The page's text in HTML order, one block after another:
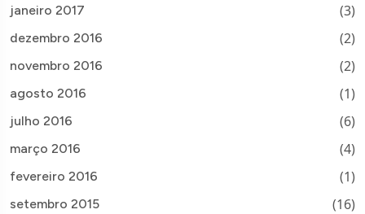
janeiro 2017 (3)
dezembro 2016 (2)
novembro 2016 (2)
agosto 2016 (1)
julho 2016 (6)
março 2016 (4)
fevereiro 2016 (1)
setembro 2015 (16)